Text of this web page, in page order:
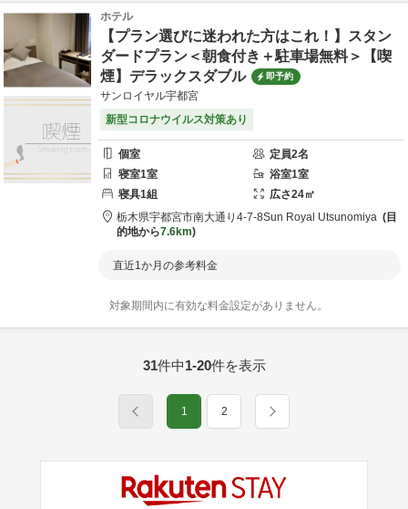
ホテル
【プラン選びに迷われた方はこれ！】スタン
ダードプラン＜朝食付き＋駐車場無料＞【喫
煙】デラックスダブル
即予約
サンロイヤル宇都宮
新型コロナウイルス対策あり
個室 定員2名
寝室1室 浴室1室
寝具1組 広さ24㎡
栃木県宇都宮市南大通り4-7-8Sun Royal Utsunomiya
目
的地から7.6km
直近1か月の参考料金
対象期間内に有効な料金設定がありません。
31件中1-20件を表示
1 2